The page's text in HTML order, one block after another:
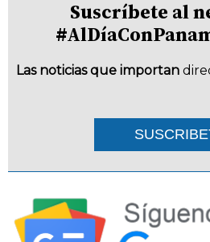
Suscríbete al
Las noticias que importan